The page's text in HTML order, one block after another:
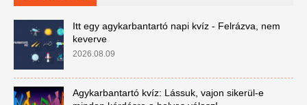
Itt egy agykarbantartó napi kvíz - Felrázva, nem
keverve
2026.08.09
Agykarbantartó kvíz: Lássuk, vajon sikerül-e